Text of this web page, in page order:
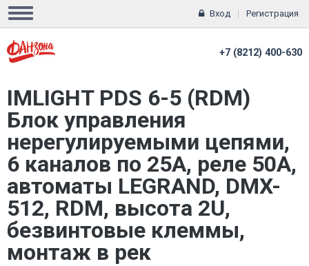
Вход Регистрация
+7 (8212) 400-630
IMLIGHT PDS 6-5 (RDM)
Блок управления
нерегулируемыми цепями,
6 каналов по 25А, реле 50А,
автоматы LEGRAND, DMX-
512, RDM, высота 2U,
безвинтовые клеммы,
монтаж в рек